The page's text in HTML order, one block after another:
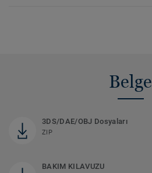
Belge
3DS/DAE/OBJ Dosyaları
ZIP
BAKIM KILAVUZU